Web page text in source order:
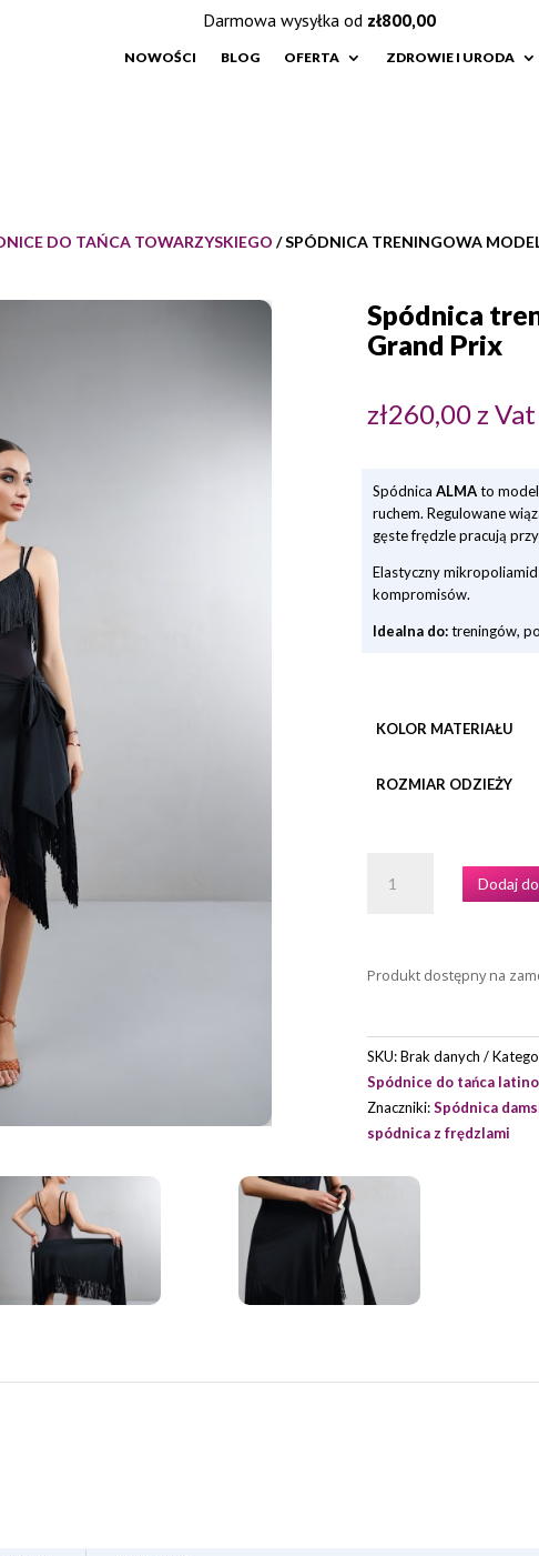
NOWOŚCI BLOG OFERTA ZDROWIE I URODA
DO TAŃCA TOWARZYSKIEGO / SPÓDNICA TRENINGOWA
Spódnica
Grand Prix
zł260,00z Vat
SpódnicaALMAto
ruchem. Regulowane
gęste frędzle pracują
Elastyczny
kompromisów.
Idealna do:treningów,
KOLOR MATERIAŁU
ROZMIAR ODZIEŻY
SPÓDNICA
ALMA
PRIX
Dodaj
Produkt dostępny na
SKU:Brak danych
Spódnice do tańca latino
Znaczniki:Spódnica
spódnica z frędzlami
Darmowa wysyłka od zł800,00